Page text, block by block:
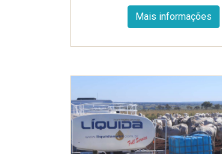
Mais informações